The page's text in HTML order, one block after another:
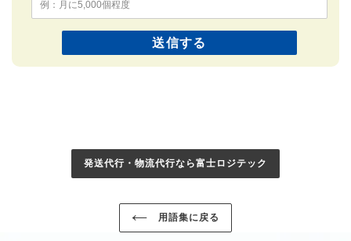
発送代行・物流代行なら富士ロジテック
用語集に戻る